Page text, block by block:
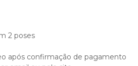
2 poses
após confirmação de pagamento